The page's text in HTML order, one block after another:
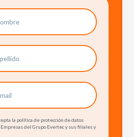
la política de protección de datos
del Grupo Evertec y sus filiales y